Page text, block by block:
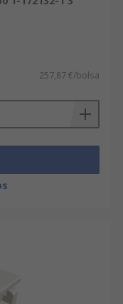
257,87 €/bolsa